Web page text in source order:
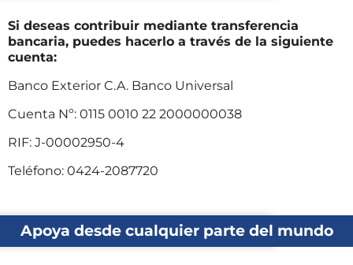
Si deseas contribuir mediante transferencia
bancaria, puedes hacerlo a través de la siguiente
cuenta:
Banco Exterior C.A. Banco Universal
Cuenta Nº: 0115 0010 22 2000000038
RIF: J-00002950-4
Teléfono: 0424-2087720
Apoya desde cualquier parte del mundo